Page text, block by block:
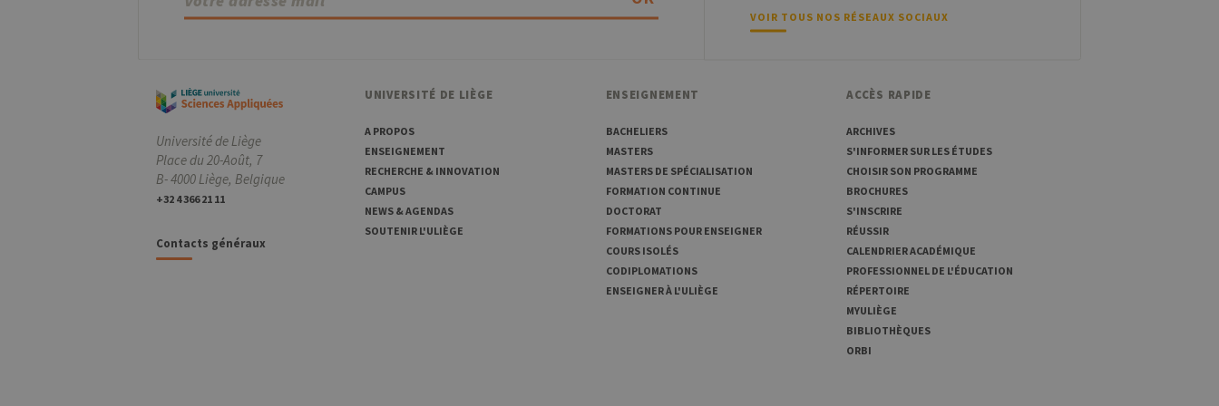
VOIR TOUS NOS RÉSEAUX SOCIAUX
Université de Liège
Place du 20-Août, 7
B- 4000 Liège, Belgique
+32 4 366 21 11
Contacts généraux
UNIVERSITÉ DE LIÈGE
A PROPOS
ENSEIGNEMENT
RECHERCHE & INNOVATION
CAMPUS
NEWS & AGENDAS
SOUTENIR L'ULIÈGE
ENSEIGNEMENT
BACHELIERS
MASTERS
MASTERS DE SPÉCIALISATION
FORMATION CONTINUE
DOCTORAT
FORMATIONS POUR ENSEIGNER
COURS ISOLÉS
CODIPLOMATIONS
ENSEIGNER À L'ULIÈGE
ACCÈS RAPIDE
ARCHIVES
S'INFORMER SUR LES ÉTUDES
CHOISIR SON PROGRAMME
BROCHURES
S'INSCRIRE
RÉUSSIR
CALENDRIER ACADÉMIQUE
PROFESSIONNEL DE L'ÉDUCATION
RÉPERTOIRE
MYULIÈGE
BIBLIOTHÈQUES
ORBI
série de chiffres et de lettres, ce qui est considéré comme un code de référence pour le domaine